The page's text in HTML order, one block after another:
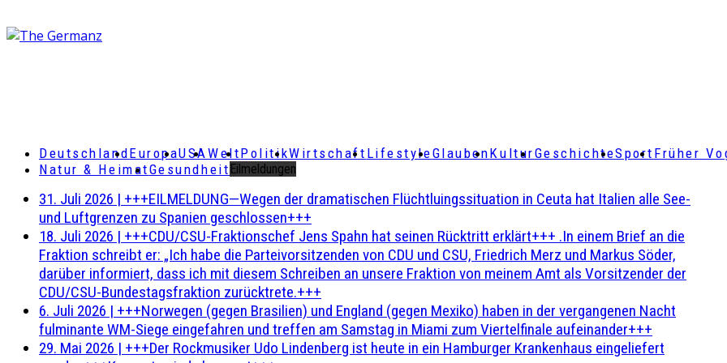
DeutschlandEuropaUSAWeltPolitikWirtschaft LifestyleGlaubenKulturGeschichteSport Früher
Natur & HeimatGesundheit Eilmeldungen
31. Juli 2026 | +++EILMELDUNG—Wegen der dramatischen Flüchtluingssituation in Ceuta hat Italien alle See-
und Luftgrenzen zu Spanien geschlossen+++
18. Juli 2026 | +++CDU/CSU-Fraktionschef Jens Spahn hat seinen Rücktritt erklärt+++ .In einem Brief an die
Fraktion schreibt er: „Ich habe die Parteivorsitzenden von CDU und CSU, Friedrich Merz und Markus Söder,
darüber informiert, dass ich mit diesem Schreiben an unsere Fraktion von meinem Amt als Vorsitzender der
CDU/CSU-Bundestagsfraktion zurücktrete.+++
6. Juli 2026 | +++Norwegen (gegen Brasilien) und England (gegen Mexiko) haben in der vergangenen Nacht
fulminante WM-Siege eingefahren und treffen am Samstag in Miami zum Viertelfinale aufeinander+++
29. Mai 2026 | +++Der Rockmusiker Udo Lindenberg ist heute in ein Hamburger Krankenhaus eingeliefert